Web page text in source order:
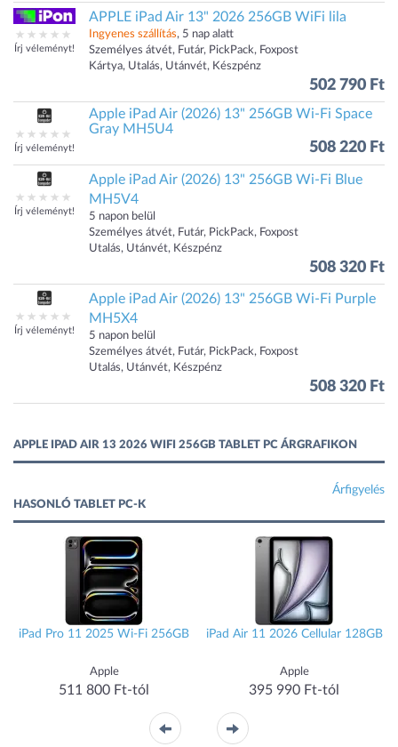
Írj véleményt!
APPLE iPad Air 13" 2026 256GB WiFi lila
Ingyenes szállítás, 5 nap alatt
Személyes átvét, Futár, PickPack, Foxpost
Kártya, Utalás, Utánvét, Készpénz
502 790 Ft
Írj véleményt!
Apple iPad Air (2026) 13" 256GB Wi-Fi Space
Gray MH5U4
508 220 Ft
Írj véleményt!
Apple iPad Air (2026) 13" 256GB Wi-Fi Blue
MH5V4
5 napon belül
Személyes átvét, Futár, PickPack, Foxpost
Utalás, Utánvét, Készpénz
508 320 Ft
Írj véleményt!
Apple iPad Air (2026) 13" 256GB Wi-Fi Purple
MH5X4
5 napon belül
Személyes átvét, Futár, PickPack, Foxpost
Utalás, Utánvét, Készpénz
508 320 Ft
APPLE IPAD AIR 13 2026 WIFI 256GB TABLET PC ÁRGRAFIKON
Árfigyelés
HASONLÓ TABLET PC-K
iPad Pro 11 2025 Wi-Fi 256GB
Apple
511 800 Ft-tól
iPad Air 11 2026 Cellular 128GB
Apple
395 990 Ft-tól